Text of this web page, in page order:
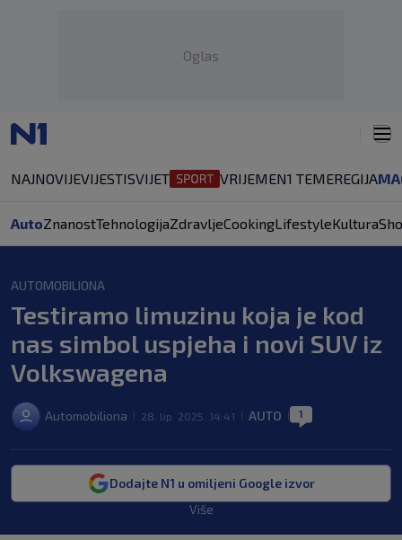
Oglas
NAJNOVIJEVIJESTISVIJET VRIJEMEN1 TEMEREGIJA
AutoZnanostTehnologijaZdravljeCookingLifestyleKultura
AUTOMOBILIONA
Testiramo limuzinu koja je kod
nas simbol uspjeha i novi SUV iz
Volkswagena
Automobiliona 28. lip. 2025. 14:41 AUTO 1
Dodajte N1 u omiljeni Google izvor
Više